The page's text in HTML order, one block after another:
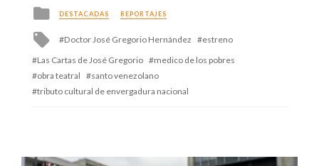
Posted
in
DESTACADAS REPORTAJES
Tagged
with
Doctor José Gregorio Hernández
estreno
Las Cartas de José Gregorio
medico de los pobres
obra teatral
santo venezolano
tributo cultural de envergadura nacional